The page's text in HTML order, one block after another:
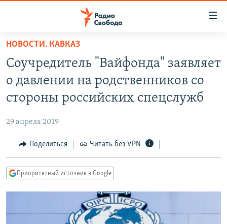
упрощенного
доступа
основному
Вернутся
Вернутся
ПОДКАСТЫ
АВТОРСКИЕ ПРОЕКТЫ
МНЕНИЯ
КУЛЬТУРА
КАВКАЗ.РЕАЛИИ
СИБИРЬ.РЕАЛИИ
НОВОСТИ. КАВКАЗ
Соучредитель "Вайфонда" заявляет
о давлении на родственников со
стороны российских спецслужб
29 апреля 2019
Поделиться Читать без VPN
Приоритетный источник в Google